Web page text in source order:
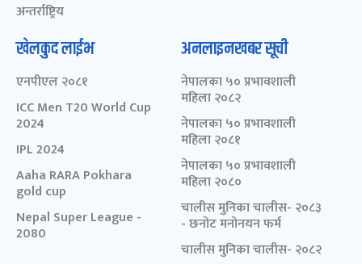
अन्तर्राष्ट्रिय
खेलकुद लाईभ
एनपीएल २०८१
ICC Men T20 World Cup
2024
IPL 2024
Aaha RARA Pokhara
gold cup
Nepal Super League -
2080
अनलाइनखबर सूची
नेपालका ५० प्रभावशाली
महिला २०८२
नेपालका ५० प्रभावशाली
महिला २०८१
नेपालका ५० प्रभावशाली
महिला २०८०
चालीस मुनिका चालीस- २०८३
- छनोट मनोनयन फर्म
चालीस मुनिका चालीस- २०८२